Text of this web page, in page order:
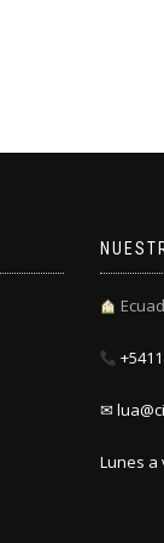
✉
Lunes a